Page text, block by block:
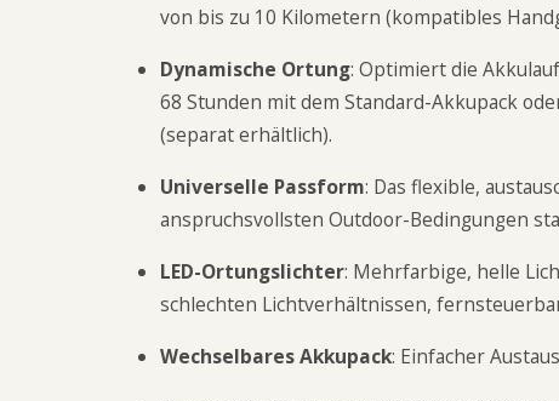
von bis zu 10 Kilometern (kompatibles
Dynamische Ortung: Optimiert die
68 Stunden mit dem Standard-Akkupack
(separat erhältlich).
Universelle Passform: Das flexible,
anspruchsvollsten Outdoor-Bedingungen
LED-Ortungslichter: Mehrfarbige, helle
schlechten Lichtverhältnissen,
Wechselbares Akkupack: Einfacher